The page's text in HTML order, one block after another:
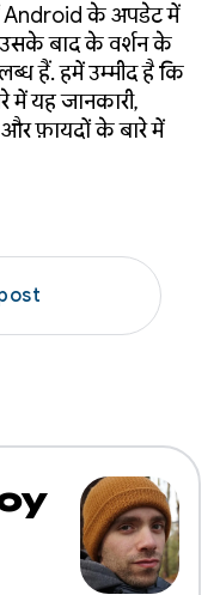
Android के अपडेट में
बाद के वर्शन के
हैं. हमें उम्मीद है कि
में यह जानकारी,
फ़ायदों के बारे में